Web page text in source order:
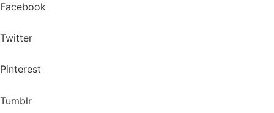
Facebook
Twitter
Pinterest
Tumblr